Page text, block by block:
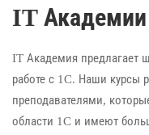
IT
IT Академия предлагает
работе с 1C. Наши курсы
преподавателями,
области 1C и имеют